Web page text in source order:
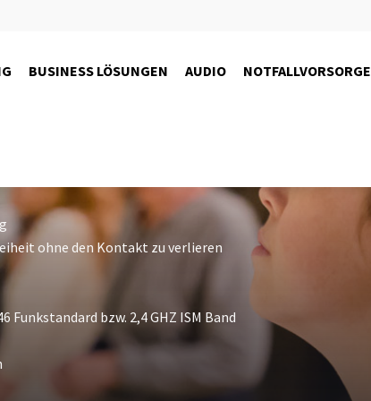
BUSINESS LÖSUNGEN AUDIO NOTFALLVORSORGE
Outdoor
ohne den Kontakt zu verlieren
bzw. 2,4 GHZ ISM Band